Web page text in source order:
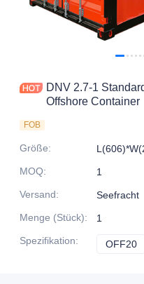
DNV 2.7-1
Offshore Container
FOB
Größe:
MOQ:
1
Versand:
Seefracht
Menge (Stück):
1
Spezifikation: OFF20